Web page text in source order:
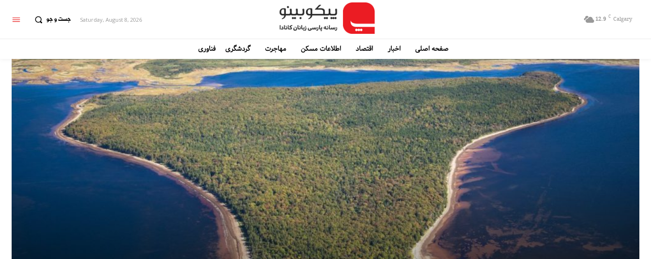
جست و جو Saturday, August 8, 2026 12.9 C Calgary
صفحه اصلی اخبار اقتصاد اطلاعات مسکن مهاجرت گردشگری فناوری